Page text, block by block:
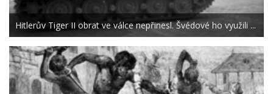
Hitlerův Tiger II obrat ve válce nepřinesl. Švédové ho využili ...